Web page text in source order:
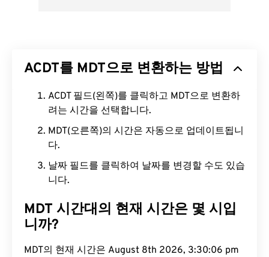
ACDT를 MDT으로 변환하는 방법
ACDT 필드(왼쪽)를 클릭하고 MDT으로 변환하
려는 시간을 선택합니다.
MDT(오른쪽)의 시간은 자동으로 업데이트됩니
다.
날짜 필드를 클릭하여 날짜를 변경할 수도 있습
니다.
MDT 시간대의 현재 시간은 몇 시입
니까?
MDT의 현재 시간은 August 8th 2026, 3:30:07 pm